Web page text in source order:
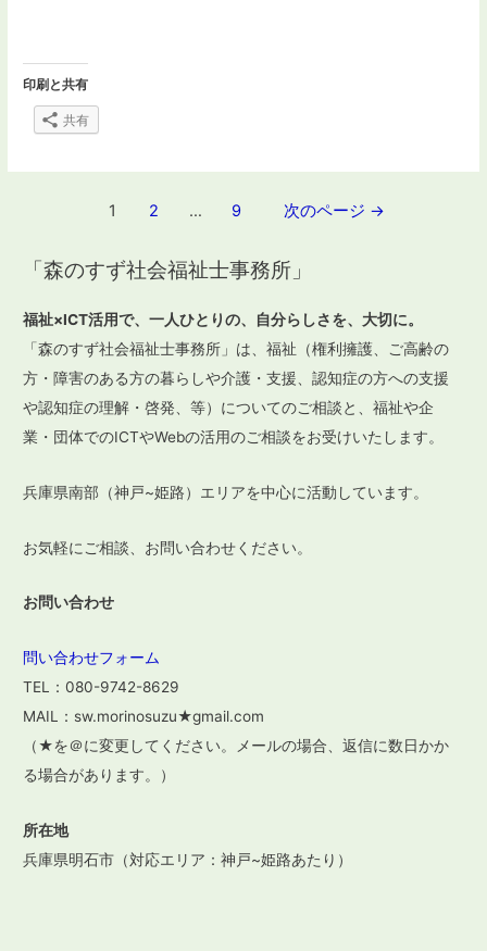
印刷と共有
共有
ナ
ビ
ゲ
ー
シ
ョ
ン
1 2 … 9 次のページ →
「森のすず社会福祉士事務所」
福祉×ICT活用で、一人ひとりの、自分らしさを、大切に。
「森のすず社会福祉士事務所」は、福祉（権利擁護、ご高齢の
方・障害のある方の暮らしや介護・支援、認知症の方への支援
や認知症の理解・啓発、等）についてのご相談と、福祉や企
業・団体でのICTやWebの活用のご相談をお受けいたします。
兵庫県南部（神戸~姫路）エリアを中心に活動しています。
お気軽にご相談、お問い合わせください。
お問い合わせ
問い合わせフォーム
TEL：080-9742-8629
MAIL：sw.morinosuzu★gmail.com
（★を＠に変更してください。メールの場合、返信に数日かか
る場合があります。）
所在地
兵庫県明石市（対応エリア：神戸~姫路あたり）